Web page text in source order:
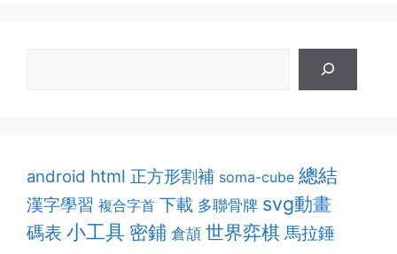
android html 正方形割補 soma-cube 總結
漢字學習 複合字首 下載 多聯骨牌 svg動畫
碼表 小工具 密鋪 倉頡 世界弈棋 馬拉錘